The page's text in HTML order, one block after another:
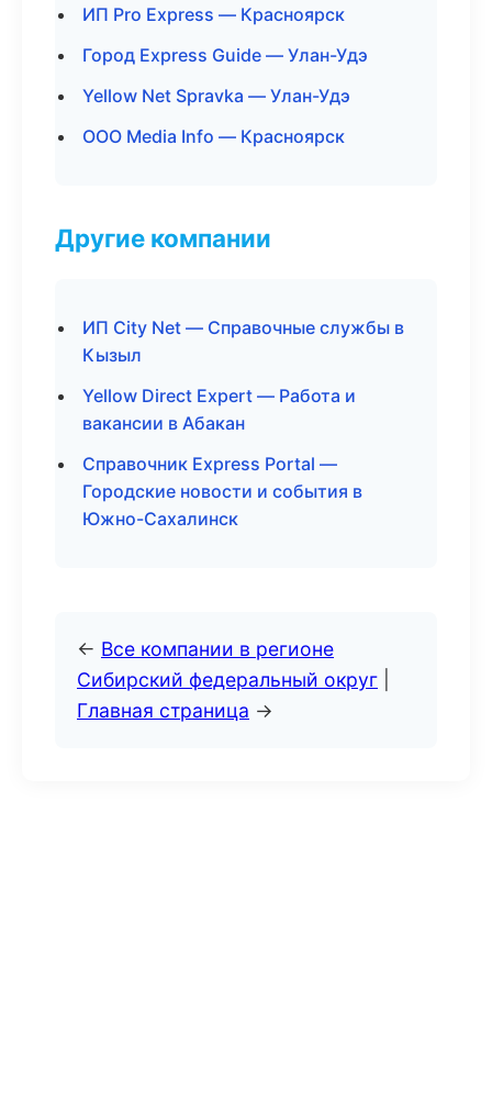
ИП Pro Express — Красноярск
Город Express Guide — Улан-Удэ
Yellow Net Spravka — Улан-Удэ
ООО Media Info — Красноярск
Другие компании
ИП City Net — Справочные службы в
Кызыл
Yellow Direct Expert — Работа и
вакансии в Абакан
Справочник Express Portal —
Городские новости и события в
Южно-Сахалинск
← Все компании в регионе
Сибирский федеральный округ
Главная страница →